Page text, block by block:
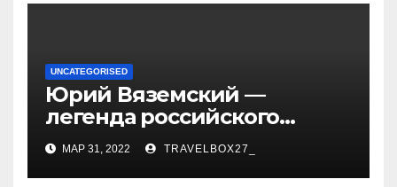
UNCATEGORISED
Юрий Вяземский —
легенда российского
спорта — биография,
достижения и вклад в
МАР 31, 2022 TRAVELBOX27_